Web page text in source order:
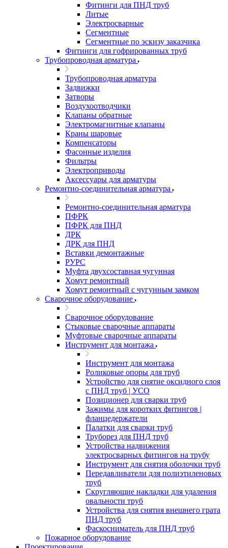
Фитинги для ПНД труб
Литые
Электросварные
Сегментные
Сегментные по эскизу заказчика
Фитинги для гофрированных труб
Трубопроводная арматура
Трубопроводная арматура
Задвижки
Затворы
Воздухоотводчики
Клапаны обратные
Электромагнитные клапаны
Краны шаровые
Компенсаторы
Фасонные изделия
Фильтры
Электроприводы
Аксессуары для арматуры
Ремонтно-соединительная арматура
Ремонтно-соединительная арматура
ПФРК
ПФРК для ПНД
ДРК
ДРК для ПНД
Вставки демонтажные
РУРС
Муфта двухсоставная чугунная
Хомут ремонтный
Хомут ремонтный с чугунным замком
Сварочное оборудование
Сварочное оборудование
Стыковые сварочные аппараты
Муфтовые сварочные аппараты
Инструмент для монтажа
Инструмент для монтажа
Роликовые опоры для труб
Устройство для снятие оксидного слоя
с ПНД труб | УСО
Позиционер для сварки труб
Зажимы для коротких фитингов |
фланцедержатели
Палатки для сварки труб
Труборез для ПНД труб
Устройства надвижения
электросварных фитингов на трубу
Инструмент для снятия оболочки труб
Передавливатели для полиэтиленовых
труб
Скругляющие накладки для удаления
овальности труб
Устройства для снятия внешнего грата
ПНД труб
Фаскосниматель для ПНД труб
Пожарное оборудование